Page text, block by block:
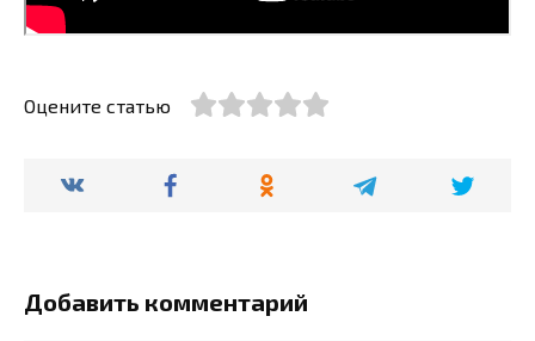
Оцените статью
Добавить комментарий